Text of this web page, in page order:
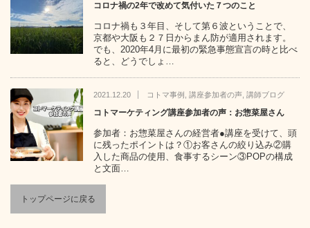
コロナ禍の2年で改めて気付いた７つのこと
コロナ禍も３年目、そして第６波ということで、
京都や大阪も２７日からまん防が適用されます。
でも、2020年4月に最初の緊急事態宣言の時と比べ
ると、どうでしょ…
2021.12.20 コトマ事例 講座参加者の声, 講師ブログ
コトマーケティング講座参加者の声：お惣菜屋さん
参加者：お惣菜屋さんの経営者●講座を受けて、頭
に残ったポイントは？①お客さんの絞り込み②購
入した商品の使用、食事するシーン③POPの構成
と文面…
トップページに戻る